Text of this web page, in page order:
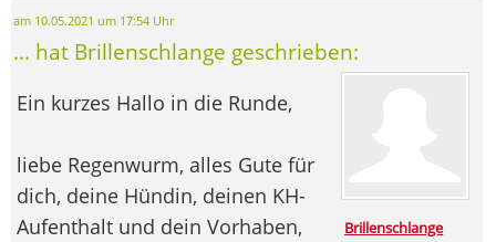
am 10.05.2021 um 17:54 Uhr
... hat Brillenschlange geschrieben:
Brillenschlange
Ein kurzes Hallo in die Runde,
liebe Regenwurm, alles Gute für
dich, deine Hündin, deinen KH-
Aufenthalt und dein Vorhaben,